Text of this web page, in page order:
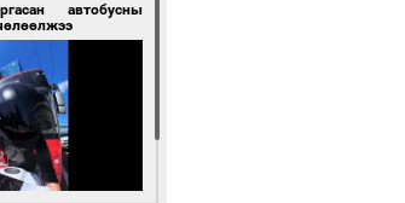
автобусны